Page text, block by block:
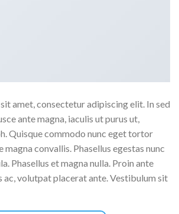
amet, consectetur adipiscing elit. In sed
ante magna, iaculis ut purus ut,
Quisque commodo nunc eget tortor
convallis. Phasellus egestas nunc
Phasellus et magna nulla. Proin ante
ac, volutpat placerat ante. Vestibulum sit